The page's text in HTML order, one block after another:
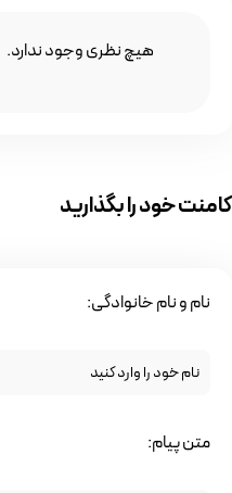
هیچ نظری وجود ندارد.
کامنت خود را بگذارید
نام و نام خانوادگی:
متن پیام: